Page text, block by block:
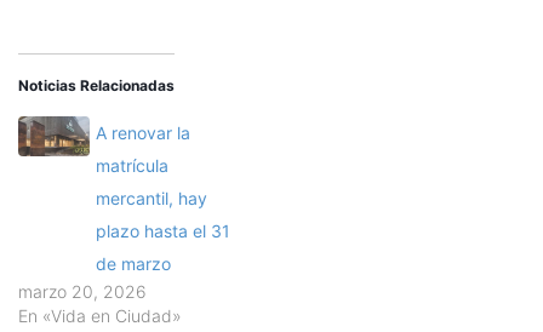
Noticias Relacionadas
A renovar la
matrícula
mercantil, hay
plazo hasta el 31
de marzo
marzo 20, 2026
En «Vida en Ciudad»